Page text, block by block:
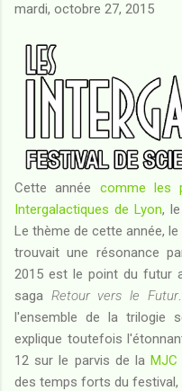
mardi, octobre 27, 2015
Cette année comme les
Intergalactiques de Lyon,
Le thème de cette année,
trouvait une résonance
2015 est le point du futur
saga Retour vers le Futur
l'ensemble de la trilogie
explique toutefois
12 sur le parvis de laMJC
des temps forts du festival,